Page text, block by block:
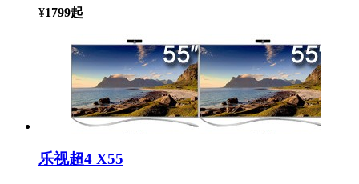
¥1799起
乐视超4 X55